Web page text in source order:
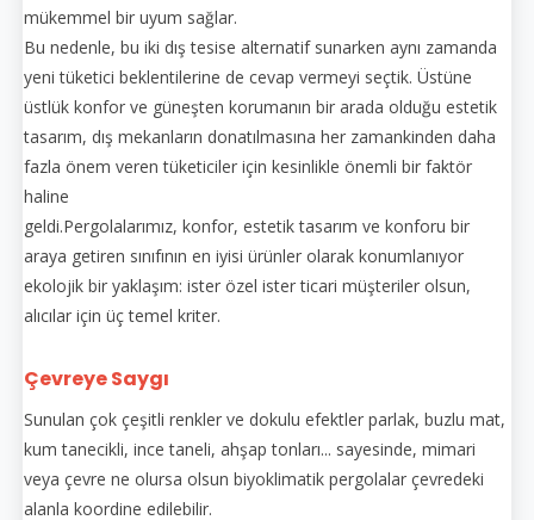
mükemmel bir uyum sağlar.
Bu nedenle, bu iki dış tesise alternatif sunarken aynı zamanda
yeni tüketici beklentilerine de cevap vermeyi seçtik. Üstüne
üstlük konfor ve güneşten korumanın bir arada olduğu estetik
tasarım, dış mekanların donatılmasına her zamankinden daha
fazla önem veren tüketiciler için kesinlikle önemli bir faktör
haline
geldi.Pergolalarımız, konfor, estetik tasarım ve konforu bir
araya getiren sınıfının en iyisi ürünler olarak konumlanıyor
ekolojik bir yaklaşım: ister özel ister ticari müşteriler olsun,
alıcılar için üç temel kriter.
Çevreye Saygı
Sunulan çok çeşitli renkler ve dokulu efektler parlak, buzlu mat,
kum tanecikli, ince taneli, ahşap tonları... sayesinde, mimari
veya çevre ne olursa olsun biyoklimatik pergolalar çevredeki
alanla koordine edilebilir.